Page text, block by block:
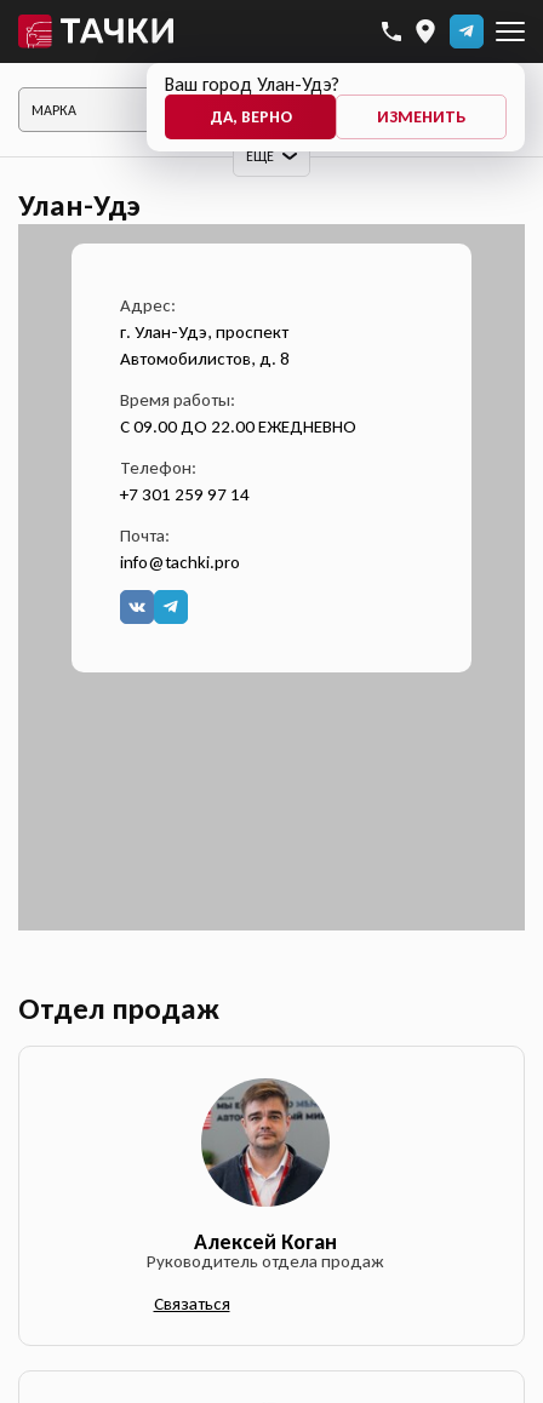
Ваш город Улан-Удэ?
ДА, ВЕРНО ИЗМЕНИТЬ
ЕЩЕ
ПОКАЗАТЬ АВТО
Улан-Удэ
Адрес:
г. Улан-Удэ, проспект
Автомобилистов, д. 8
Время работы:
С 09.00 ДО 22.00 ЕЖЕДНЕВНО
Телефон:
+7 301 259 97 14
Почта:
info@tachki.pro
Отдел продаж
Алексей Коган
Руководитель отдела продаж
Связаться